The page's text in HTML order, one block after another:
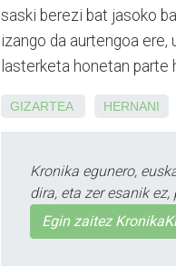
saski berezi bat jasoko
izango da aurtengoa
lasterketa honetan parte
GIZARTEA HERNANI
Kronika egunero,
dira, eta zer esanik
Egin zaitez